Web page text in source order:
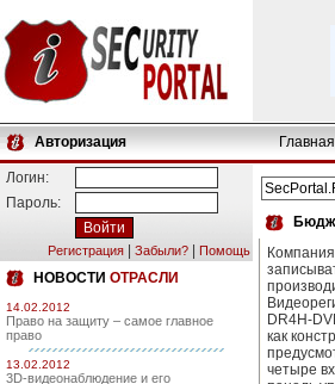
Авторизация Главная
Логин:
Пароль:
Регистрация Забыли? Помощь
НОВОСТИ ОТРАСЛИ
14.02.2012
Право на защиту – самое главное
право
13.02.2012
3D-видеонаблюдение и его
DR4H-
как
четыре